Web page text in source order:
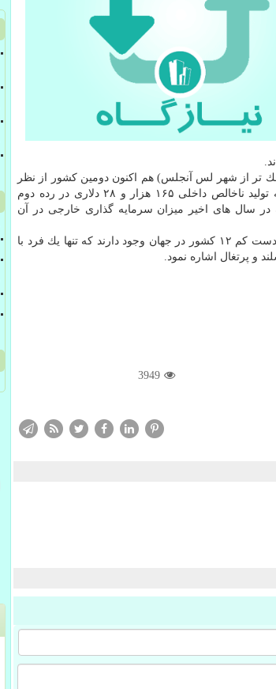
تنها ۶۲ مایل مربع (هشت برابر كوچك تر از شهر لس آنجلس) هم اكنون دومین كشور از نظر
سرانه تولید ناخالص داخلی در دنیاست و بعد از موناكو، شهروندان این كشور با سرانه تولید ناخالص داخلی ۱۶۵ هزار و ۲۸ دلاری در رده دوم
سال های اخیر میزان سرمایه گذاری خارجی در آن
جالب است بدانید كه لوكزامبورگ تنها كشوری در جهان نیست كه تنها یك میلیاردر دارد: دست كم ۱۲ كشور در جهان وجود دارند كه تنها یك فرد با
و پرتغال اشاره نمود.
3949